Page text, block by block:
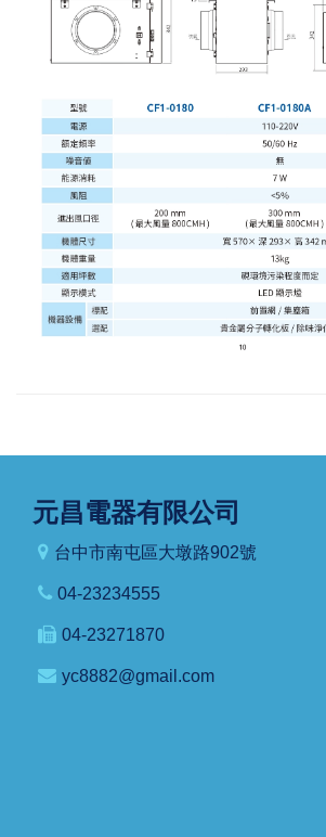
元昌電器有限公司
台中市南屯區大墩路902號
04-23234555
04-23271870
yc8882@gmail.com